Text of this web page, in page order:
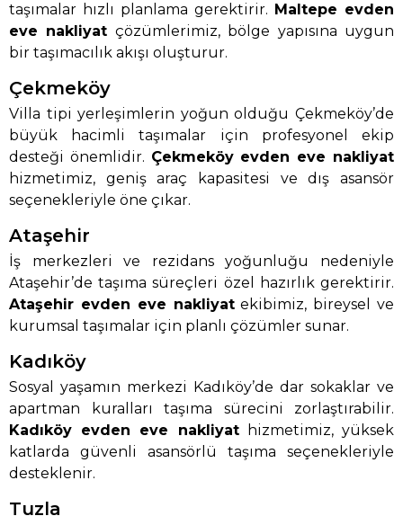
taşımalar hızlı planlama gerektirir. Maltepe evden
eve nakliyat çözümlerimiz, bölge yapısına uygun
bir taşımacılık akışı oluşturur.
Çekmeköy
Villa tipi yerleşimlerin yoğun olduğu Çekmeköy’de
büyük hacimli taşımalar için profesyonel ekip
desteği önemlidir. Çekmeköy evden eve nakliyat
hizmetimiz, geniş araç kapasitesi ve dış asansör
seçenekleriyle öne çıkar.
Ataşehir
İş merkezleri ve rezidans yoğunluğu nedeniyle
Ataşehir’de taşıma süreçleri özel hazırlık gerektirir.
Ataşehir evden eve nakliyatekibimiz, bireysel ve
kurumsal taşımalar için planlı çözümler sunar.
Kadıköy
Sosyal yaşamın merkezi Kadıköy’de dar sokaklar ve
apartman kuralları taşıma sürecini zorlaştırabilir.
Kadıköy evden eve nakliyathizmetimiz, yüksek
katlarda güvenli asansörlü taşıma seçenekleriyle
desteklenir.
Tuzla